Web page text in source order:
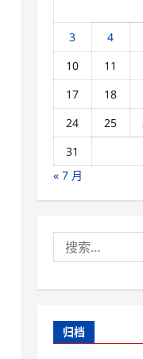
3
4
10
11
17
18
24
25
31
« 7 月
索：
归档